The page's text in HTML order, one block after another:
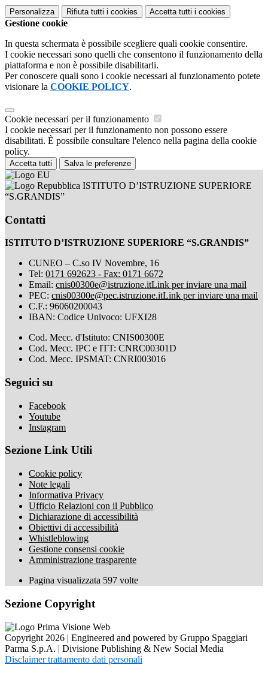
Personalizza Rifiuta tutti i cookies Accetta tutti i cookies
Gestione cookie
In questa schermata è possibile scegliere quali cookie consentire.
I cookie necessari sono quelli che consentono il funzionamento della
piattaforma e non è possibile disabilitarli.
Per conoscere quali sono i cookie necessari al funzionamento potete
visionare la COOKIE POLICY.
Cookie necessari per il funzionamento
I cookie necessari per il funzionamento non possono essere
disabilitati. È possibile consultare l'elenco nella pagina della cookie
policy.
Accetta tutti Salva le preferenze
ISTITUTO D’ISTRUZIONE SUPERIORE
“S.GRANDIS”
Contatti
ISTITUTO D’ISTRUZIONE SUPERIORE “S.GRANDIS”
CUNEO – C.so IV Novembre, 16
Tel: 0171 692623 - Fax: 0171 6672
Email: cnis00300e@istruzione.itLink per inviare una mail
PEC: cnis00300e@pec.istruzione.itLink per inviare una mail
C.F.: 96060200043
IBAN: Codice Univoco: UFXI28
Cod. Mecc. d'Istituto: CNIS00300E
Cod. Mecc. IPC e ITT: CNRC00301D
Cod. Mecc. IPSMAT: CNRI003016
Seguici su
Facebook
Youtube
Instagram
Sezione Link Utili
Cookie policy
Note legali
Informativa Privacy
Ufficio Relazioni con il Pubblico
Dichiarazione di accessibilità
Obiettivi di accessibilità
Whistleblowing
Gestione consensi cookie
Amministrazione trasparente
Pagina visualizzata 597 volte
Sezione Copyright
Copyright 2026 | Engineered and powered by Gruppo Spaggiari
Parma S.p.A. | Divisione Publishing & New Social Media
Disclaimer trattamento dati personali